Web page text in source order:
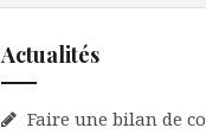
Actualités
Faire une bilan de